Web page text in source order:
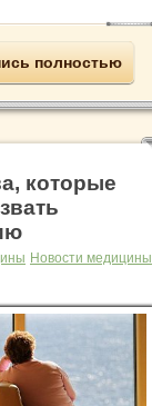
полностью
которые
Новости медицины